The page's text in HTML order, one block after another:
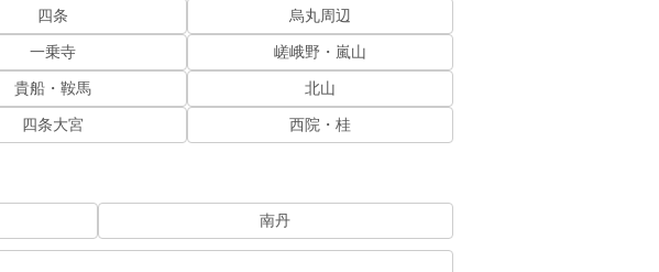
四条 烏丸周辺
一乗寺 嵯峨野・嵐山
貴船・鞍馬 北山
四条大宮 西院・桂
南丹